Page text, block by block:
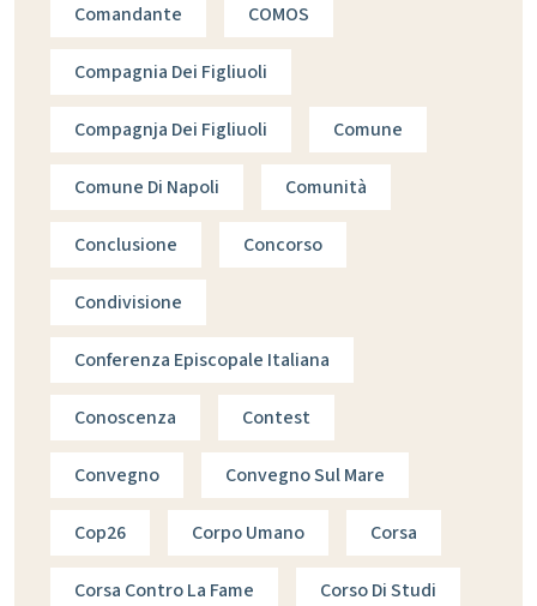
Comandante COMOS
Compagnia Dei Figliuoli
Compagnja Dei Figliuoli Comune
Comune Di Napoli Comunità
Conclusione Concorso
Condivisione
Conferenza Episcopale Italiana
Conoscenza Contest
Convegno Convegno Sul Mare
Cop26 Corpo Umano Corsa
Corsa Contro La Fame Corso Di Studi